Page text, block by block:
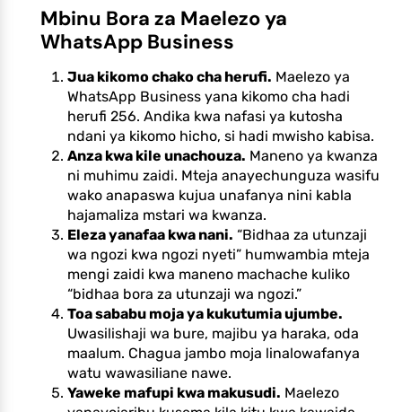
Mbinu Bora za Maelezo ya
WhatsApp Business
Jua kikomo chako cha herufi. Maelezo ya
WhatsApp Business yana kikomo cha hadi
herufi 256. Andika kwa nafasi ya kutosha
ndani ya kikomo hicho, si hadi mwisho kabisa.
Anza kwa kile unachouza. Maneno ya kwanza
ni muhimu zaidi. Mteja anayechunguza wasifu
wako anapaswa kujua unafanya nini kabla
hajamaliza mstari wa kwanza.
Eleza yanafaa kwa nani. “Bidhaa za utunzaji
wa ngozi kwa ngozi nyeti” humwambia mteja
mengi zaidi kwa maneno machache kuliko
“bidhaa bora za utunzaji wa ngozi.”
Toa sababu moja ya kukutumia ujumbe.
Uwasilishaji wa bure, majibu ya haraka, oda
maalum. Chagua jambo moja linalowafanya
watu wawasiliane nawe.
Yaweke mafupi kwa makusudi. Maelezo